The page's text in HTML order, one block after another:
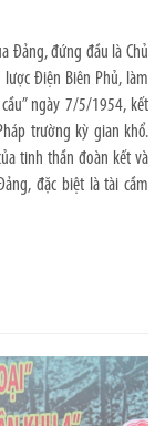
Đảng, đứng đầu là Chủ
Điện Biên Phủ, làm
ngày 7/5/1954, kết
trường kỳ gian khổ.
tinh thần đoàn kết và
đặc biệt là tài cầm